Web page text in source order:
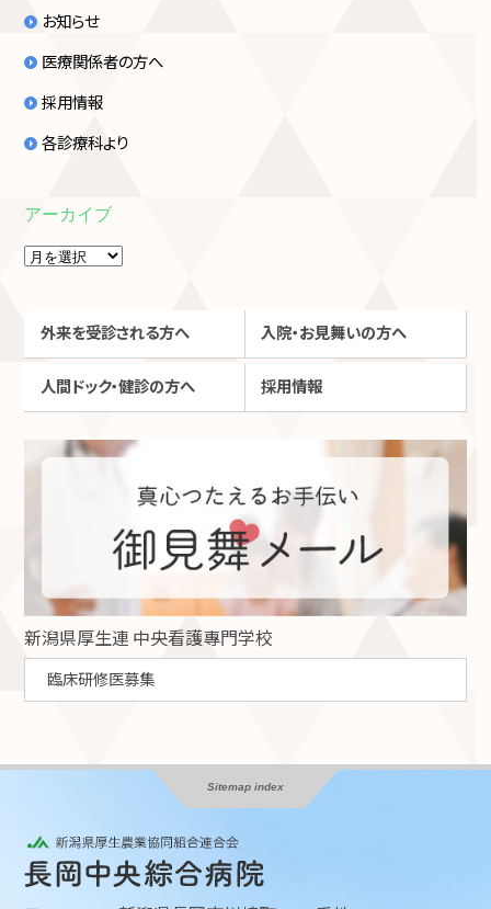
お知らせ
医療関係者の方へ
採用情報
各診療科より
アーカイブ
外来を受診される方へ 入院・お見舞いの方へ
人間ドック・健診の方へ 採用情報
新潟県厚生連 中央看護專門学校
臨床研修医募集
Sitemap index